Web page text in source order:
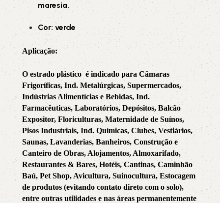
maresia.
Cor: verde
Aplicação:
O estrado plástico é indicado para Câmaras
Frigoríficas, Ind. Metalúrgicas, Supermercados,
Indústrias Alimentícias e Bebidas, Ind.
Farmacêuticas, Laboratórios, Depósitos, Balcão
Expositor, Floriculturas, Maternidade de Suínos,
Pisos Industriais, Ind. Químicas, Clubes, Vestiários,
Saunas, Lavanderias, Banheiros, Construção e
Canteiro de Obras, Alojamentos, Almoxarifado,
Restaurantes & Bares, Hotéis, Cantinas, Caminhão
Baú, Pet Shop, Avicultura, Suinocultura, Estocagem
de produtos (evitando contato direto com o solo),
entre outras utilidades e nas áreas permanentemente